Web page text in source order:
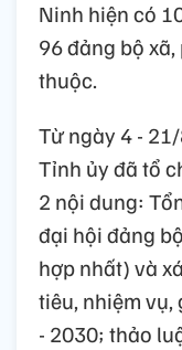
Ninh hiện có
96 đảng bộ
thuộc.
Từ ngày 4 -
Tỉnh ủy đã tổ
2 nội dung:
đại hội đảng
hợp nhất) và
tiêu, nhiệm
- 2030; thảo